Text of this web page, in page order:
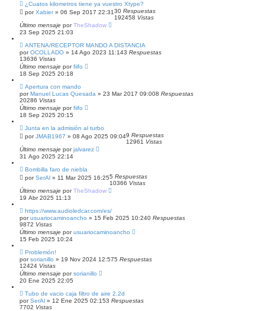
¿Cuatos kilometros tiene ya vuestro Xtype?
porXabier» 06 Sep 2017 22:3130 Respuestas
192458 Vistas
Último mensaje porTheShadow
23 Sep 2025 21:03
ANTENA/RECEPTOR MANDO A DISTANCIA
porOCOLLADO » 14 Ago 2023 11:143 Respuestas
13636 Vistas
Último mensaje porfiifo
18 Sep 2025 20:18
Apertura con mando
porManuel Lucas Quesada » 23 Mar 2017 09:008 Respuestas
20286 Vistas
Último mensaje porfiifo
18 Sep 2025 20:15
Junta en la admisión al turbo
porJMAB1967 » 08 Ago 2025 09:049 Respuestas
12961 Vistas
Último mensaje porjalvarez
31 Ago 2025 22:14
Bombilla faro de niebla
porSerAl » 11 Mar 2025 16:255 Respuestas
10366 Vistas
Último mensaje porTheShadow
19 Abr 2025 11:13
https://www.audioledcar.com/es/
porusuariocaminoancho » 15 Feb 2025 10:240 Respuestas
9872 Vistas
Último mensaje porusuariocaminoancho
15 Feb 2025 10:24
Problemón!
porsorianillo » 19 Nov 2024 12:575 Respuestas
12424 Vistas
Último mensaje porsorianillo
20 Ene 2025 22:05
Tubo de vacio caja filtro de aire 2.2d
porSerAl » 12 Ene 2025 02:153 Respuestas
7702 Vistas